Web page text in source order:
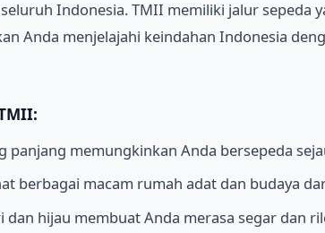
Indonesia. TMII memiliki jalur sepeda
Anda menjelajahi keindahan Indonesia
panjang memungkinkan Anda bersepeda
berbagai macam rumah adat dan budaya
dan hijau membuat Anda merasa segar dan